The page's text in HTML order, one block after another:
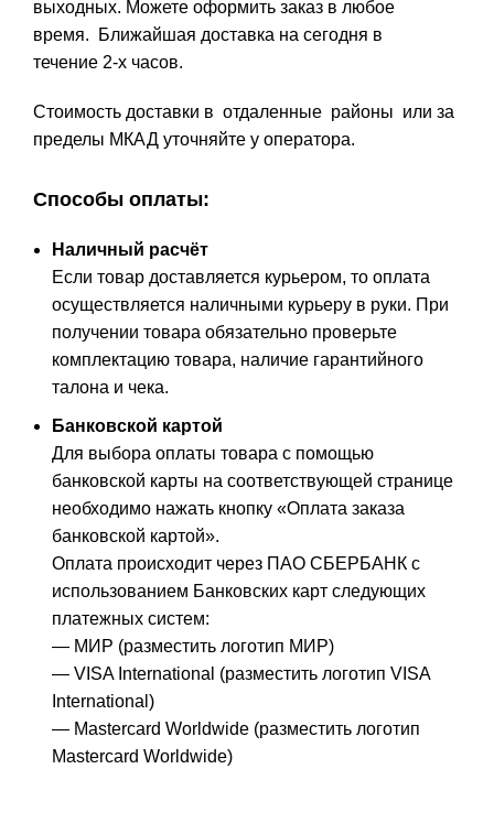
выходных. Можете оформить заказ в любое
время.
Ближайшая доставка на сегодня в
течение 2-х часов.
Стоимость доставки в отдаленные районы или за
пределы МКАД уточняйте у оператора.
Способы оплаты:
Наличный расчёт
Если товар доставляется курьером, то оплата
осуществляется наличными курьеру в руки. При
получении товара обязательно проверьте
комплектацию товара, наличие гарантийного
талона и чека.
Банковской картой
Для выбора оплаты товара с помощью
банковской карты на соответствующей странице
необходимо нажать кнопку «Оплата заказа
банковской картой».
Оплата происходит через ПАО СБЕРБАНК с
использованием Банковских карт следующих
платежных систем:
— МИР (разместить логотип МИР)
— VISA International (разместить логотип VISA
International)
— Mastercard Worldwide (разместить логотип
Mastercard Worldwide)